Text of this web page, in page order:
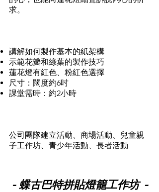
求。
講解如何製作基本的紙架構
示範花瓣和綠葉的製作技巧
​蓮花燈有紅色、粉紅色選擇
尺寸：闊度約6吋
課堂需時：約2小時
公司團隊建立活動、商場活動、兒童親
子工作坊、青少年活動、長者活動
- 蝶古巴特拼貼燈籠工作坊 -